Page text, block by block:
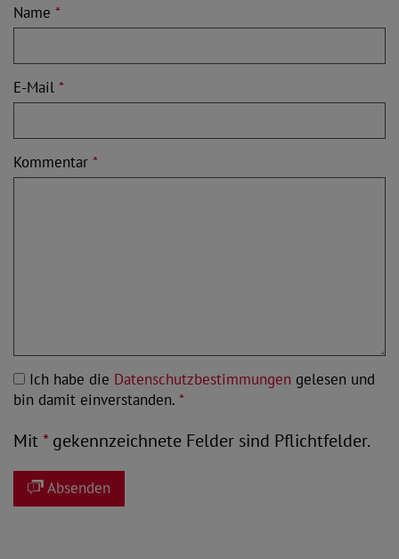
Name *
E-Mail *
Kommentar *
Ich habe die Datenschutzbestimmungen gelesen und
bin damit einverstanden. *
Mit*gekennzeichnete Felder sind Pflichtfelder.
Absenden